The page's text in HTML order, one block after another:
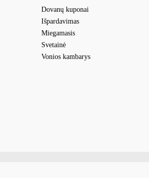
Dovanų kuponai
Išpardavimas
Miegamasis
Svetainė
Vonios kambarys